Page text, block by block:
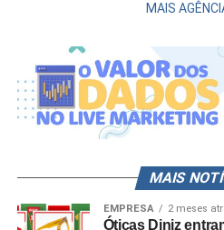
MAIS
MAIS
EMPRESA 2 meses
Óticas Diniz